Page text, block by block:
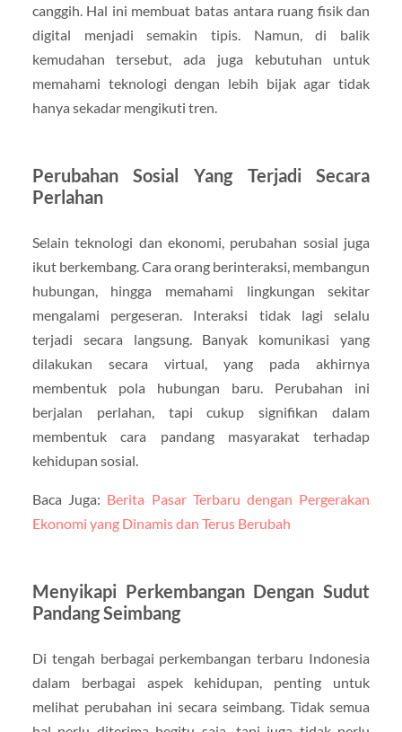
canggih. Hal ini membuat batas antara ruang fisik dan
digital menjadi semakin tipis. Namun, di balik
kemudahan tersebut, ada juga kebutuhan untuk
memahami teknologi dengan lebih bijak agar tidak
hanya sekadar mengikuti tren.
Perubahan Sosial Yang Terjadi Secara
Perlahan
Selain teknologi dan ekonomi, perubahan sosial juga
ikut berkembang. Cara orang berinteraksi, membangun
hubungan, hingga memahami lingkungan sekitar
mengalami pergeseran. Interaksi tidak lagi selalu
terjadi secara langsung. Banyak komunikasi yang
dilakukan secara virtual, yang pada akhirnya
membentuk pola hubungan baru. Perubahan ini
berjalan perlahan, tapi cukup signifikan dalam
membentuk cara pandang masyarakat terhadap
kehidupan sosial.
Baca Juga: Berita Pasar Terbaru dengan Pergerakan
Ekonomi yang Dinamis dan Terus Berubah
Menyikapi Perkembangan Dengan Sudut
Pandang Seimbang
Di tengah berbagai perkembangan terbaru Indonesia
dalam berbagai aspek kehidupan, penting untuk
melihat perubahan ini secara seimbang. Tidak semua